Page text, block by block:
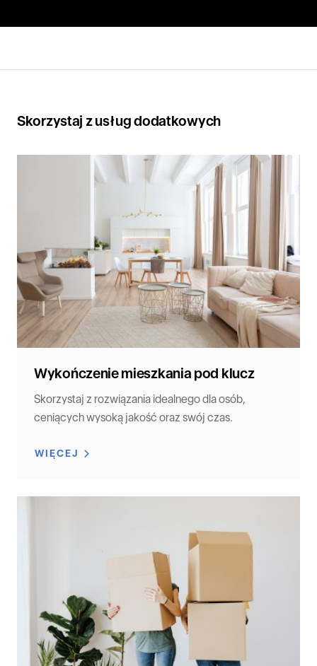
Skorzystaj z usług dodatkowych
Wykończenie mieszkania pod klucz
Skorzystaj z rozwiązania idealnego dla osób,
ceniących wysoką jakość oraz swój czas.
WIĘCEJ